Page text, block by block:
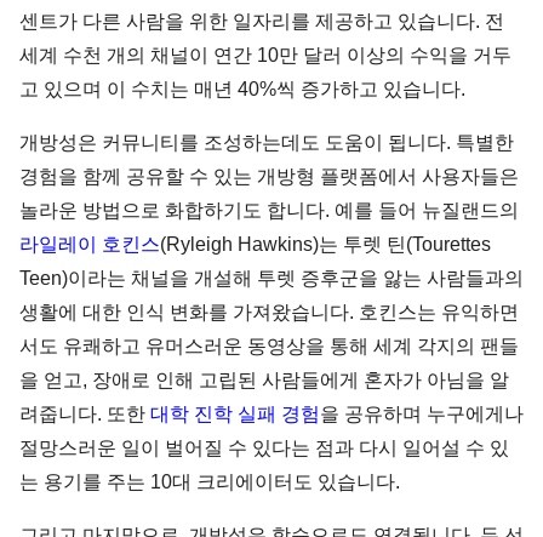
센트가 다른 사람을 위한 일자리를 제공하고 있습니다. 전
세계 수천 개의 채널이 연간 10만 달러 이상의 수익을 거두
고 있으며 이 수치는 매년 40%씩 증가하고 있습니다.
개방성은 커뮤니티를 조성하는데도 도움이 됩니다. 특별한
경험을 함께 공유할 수 있는 개방형 플랫폼에서 사용자들은
놀라운 방법으로 화합하기도 합니다. 예를 들어 뉴질랜드의
라일레이 호킨스(Ryleigh Hawkins)는 투렛 틴(Tourettes
Teen)이라는 채널을 개설해 투렛 증후군을 앓는 사람들과의
생활에 대한 인식 변화를 가져왔습니다. 호킨스는 유익하면
서도 유쾌하고 유머스러운 동영상을 통해 세계 각지의 팬들
을 얻고, 장애로 인해 고립된 사람들에게 혼자가 아님을 알
려줍니다. 또한 대학 진학 실패 경험을 공유하며 누구에게나
절망스러운 일이 벌어질 수 있다는 점과 다시 일어설 수 있
는 용기를 주는 10대 크리에이터도 있습니다.